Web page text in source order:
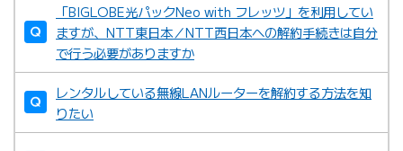
「BIGLOBE光パックNeo with フレッツ」を利用してい
ますが、NTT東日本／NTT西日本への解約手続きは自分
で行う必要がありますか
レンタルしている無線LANルーターを解約する方法を知
りたい